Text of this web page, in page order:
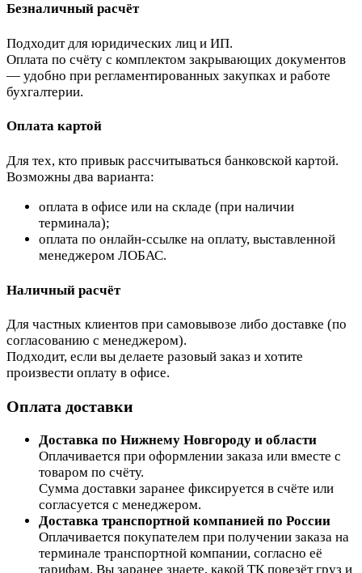
Безналичный расчёт
Подходит для юридических лиц и ИП.
Оплата по счёту с комплектом закрывающих документов
— удобно при регламентированных закупках и работе
бухгалтерии.
Оплата картой
Для тех, кто привык рассчитываться банковской картой.
Возможны два варианта:
оплата в офисе или на складе (при наличии
терминала);
оплата по онлайн-ссылке на оплату, выставленной
менеджером ЛОБАС.
Наличный расчёт
Для частных клиентов при самовывозе либо доставке (по
согласованию с менеджером).
Подходит, если вы делаете разовый заказ и хотите
произвести оплату в офисе.
Оплата доставки
Доставка по Нижнему Новгороду и области
Оплачивается при оформлении заказа или вместе с
товаром по счёту.
Сумма доставки заранее фиксируется в счёте или
согласуется с менеджером.
Доставка транспортной компанией по России
Оплачивается покупателем при получении заказа на
терминале транспортной компании, согласно её
тарифам. Вы заранее знаете, какой ТК повезёт груз и